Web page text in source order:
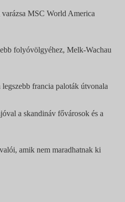
MSC World America
folyóvölgyéhez, Melk-Wachau
francia paloták útvonala
a skandináv fővárosok és a
amik nem maradhatnak ki